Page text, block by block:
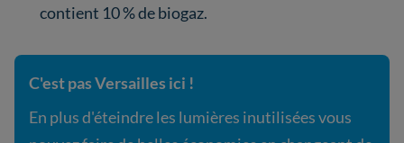
contient 10 % de biogaz.
C'est pas Versailles ici !
En plus d'éteindre les lumières inutilisées vous